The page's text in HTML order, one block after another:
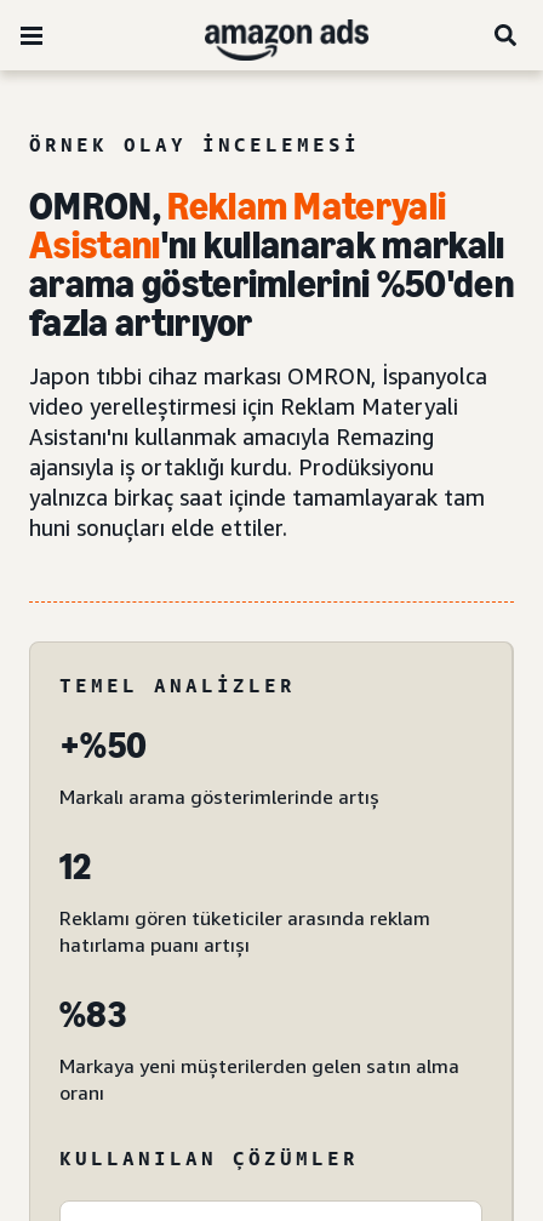
ÖRNEK OLAY INCELEMESI
OMRON,Reklam Materyali
Asistanı'nı kullanarak markalı
arama gösterimlerini %50'den
fazla artırıyor
Japon tıbbi cihaz markası OMRON, İspanyolca
video yerelleştirmesi için Reklam Materyali
Asistanı'nı kullanmak amacıyla Remazing
ajansıyla iş ortaklığı kurdu. Prodüksiyonu
yalnızca birkaç saat içinde tamamlayarak tam
huni sonuçları elde ettiler.
TEMEL ANALIZLER
+%50
Markalı arama gösterimlerinde artış
12
Reklamı gören tüketiciler arasında reklam
hatırlama puanı artışı
%83
Markaya yeni müşterilerden gelen satın alma
oranı
KULLANILAN ÇÖZÜMLER